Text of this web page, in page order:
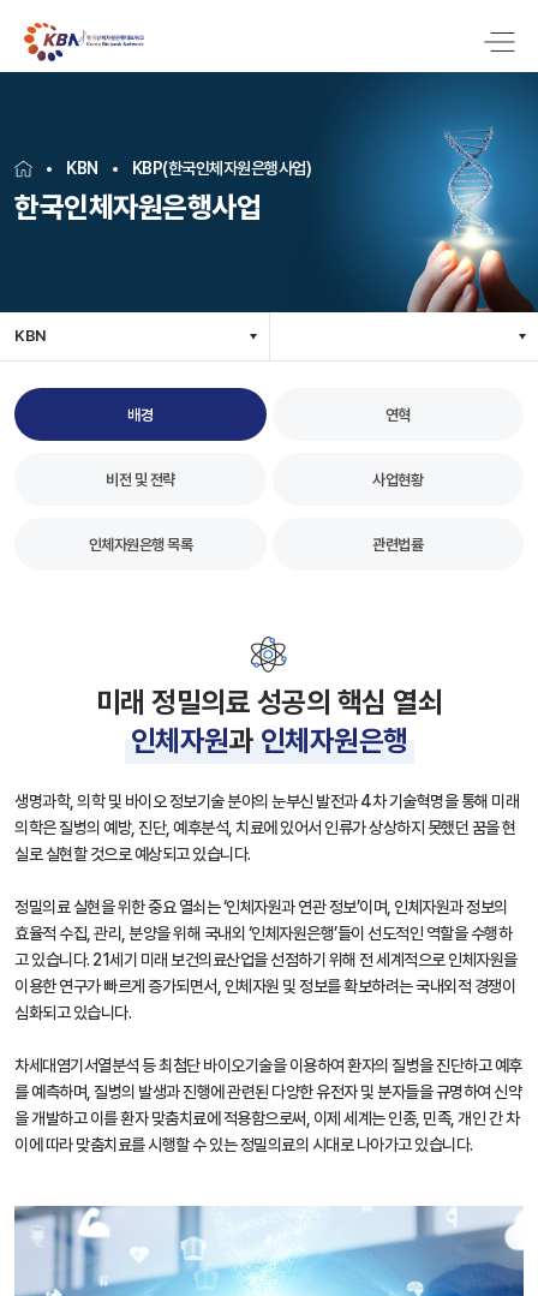
KBN KBP(한국인체자원은행사업)
한국인체자원은행사업
KBN
배경 연혁
비전 및 전략 사업현황
인체자원은행 목록 관련법률
미래 정밀의료 성공의 핵심 열쇠
인체자원과 인체자원은행
생명과학, 의학 및 바이오 정보기술 분야의 눈부신 발전과 4차 기술혁명을 통해 미래
의학은 질병의 예방, 진단, 예후분석, 치료에 있어서 인류가 상상하지 못했던 꿈을 현
실로 실현할 것으로 예상되고 있습니다.
정밀의료 실현을 위한 중요 열쇠는 ‘인체자원과 연관 정보’이며, 인체자원과 정보의
효율적 수집, 관리, 분양을 위해 국내외 ‘인체자원은행’들이 선도적인 역할을 수행하
고 있습니다. 21세기 미래 보건의료산업을 선점하기 위해 전 세계적으로 인체자원을
이용한 연구가 빠르게 증가되면서, 인체자원 및 정보를 확보하려는 국내외적 경쟁이
심화되고 있습니다.
차세대염기서열분석 등 최첨단 바이오기술을 이용하여 환자의 질병을 진단하고 예후
를 예측하며, 질병의 발생과 진행에 관련된 다양한 유전자 및 분자들을 규명하여 신약
을 개발하고 이를 환자 맞춤치료에 적용함으로써, 이제 세계는 인종, 민족, 개인 간 차
이에 따라 맞춤치료를 시행할 수 있는 정밀의료의 시대로 나아가고 있습니다.